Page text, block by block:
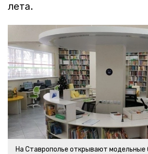
лета.
На Ставрополье открывают модельные